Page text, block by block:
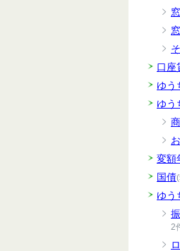
口座
ゆう
ゆう
変額
国債
ゆう
2